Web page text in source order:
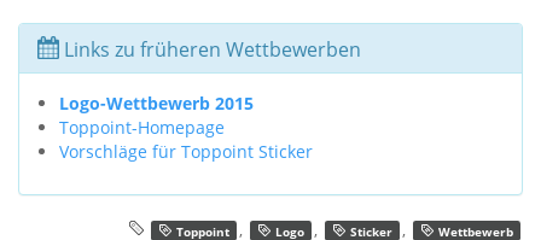
Links zu früheren Wettbewerben
Logo-Wettbewerb 2015
Toppoint-Homepage
Vorschläge für Toppoint Sticker
Toppoint , Logo , Sticker ,
Wettbewerb